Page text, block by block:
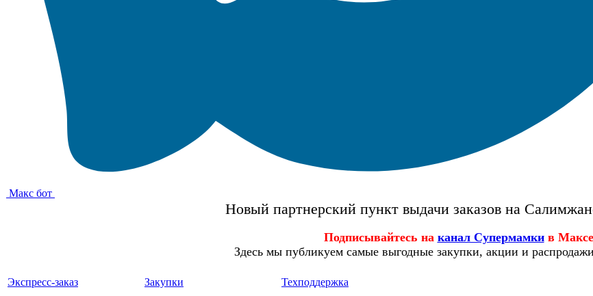
Макс бот
Новый партнерский пункт выдачи заказов на
Подписывайтесь на канал Супермамки в
Здесь мы публикуем самые выгодные закупки, акции и
Экспресс-заказ Закупки Техподдержка